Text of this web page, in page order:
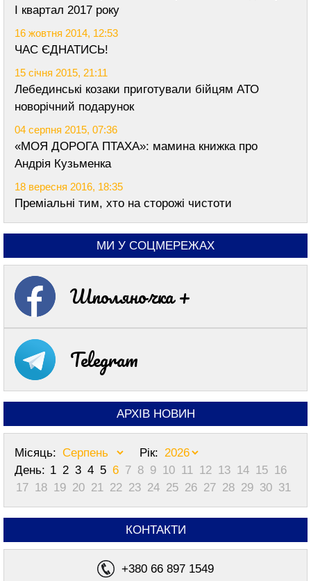
І квартал 2017 року
16 жовтня 2014, 12:53
ЧАС ЄДНАТИСЬ!
15 січня 2015, 21:11
Лебединські козаки приготували бійцям АТО
новорічний подарунок
04 серпня 2015, 07:36
«МОЯ ДОРОГА ПТАХА»: мамина книжка про
Андрія Кузьменка
18 вересня 2016, 18:35
Преміальні тим, хто на сторожі чистоти
МИ У СОЦМЕРЕЖАХ
Шполяночка +
Telegram
АРХІВ НОВИН
Місяць:
Рік:
День: 1 2 3 4 5 6 7 8 9 10 11 12 13 14 15 16
17 18 19 20 21 22 23 24 25 26 27 28 29 30 31
КОНТАКТИ
+380 66 897 1549